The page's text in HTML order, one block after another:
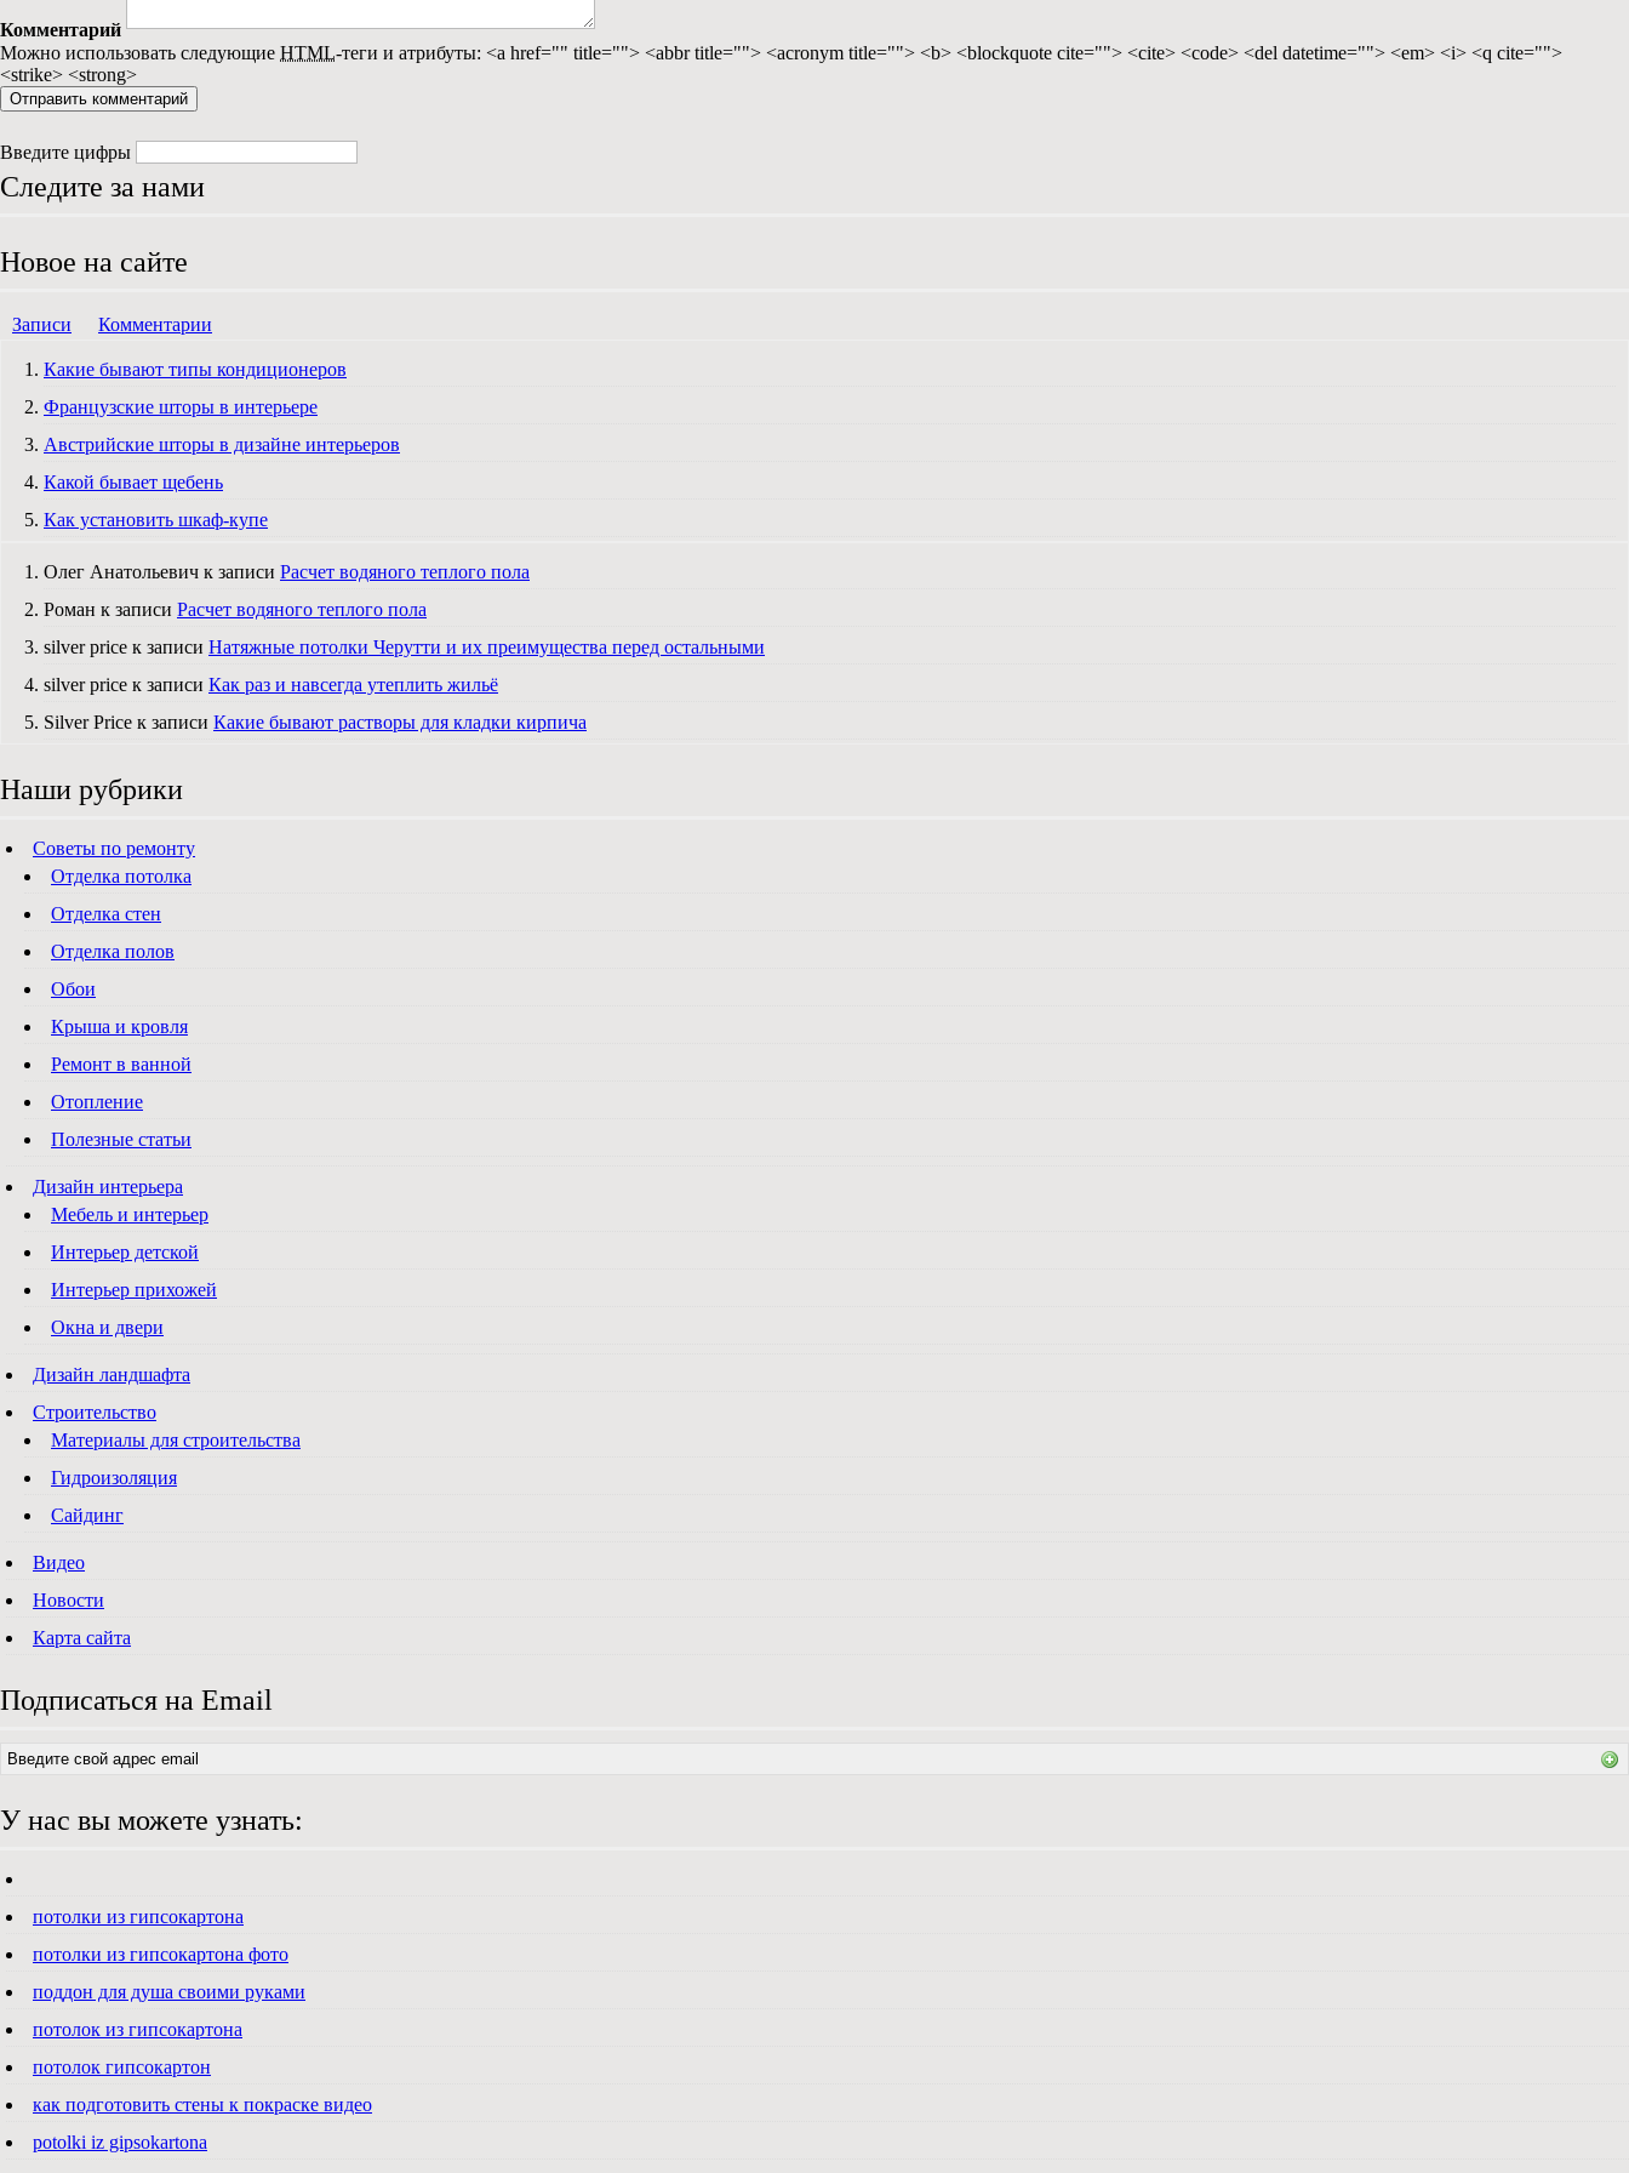
Комментарий
Можно использовать следующие HTML-теги и атрибуты: <a href="" title=""> <abbr title=""> <acronym title=""> <b> <blockquote cite=""> <cite> <code> <del datetime=""> <em> <i> <q cite="">
<strike> <strong>
Введите цифры
Следите за нами
Новое на сайте
Записи Комментарии
Какие бывают типы кондиционеров
Французские шторы в интерьере
Австрийские шторы в дизайне интерьеров
Какой бывает щебень
Как установить шкаф-купе
Олег Анатольевич к записи Расчет водяного теплого пола
Роман к записи Расчет водяного теплого пола
silver price к записи Натяжные потолки Черутти и их преимущества перед остальными
silver price к записи Как раз и навсегда утеплить жильё
Silver Price к записи Какие бывают растворы для кладки кирпича
Наши рубрики
Советы по ремонту
Отделка потолка
Отделка стен
Отделка полов
Обои
Крыша и кровля
Ремонт в ванной
Отопление
Полезные статьи
Дизайн интерьера
Мебель и интерьер
Интерьер детской
Интерьер прихожей
Окна и двери
Дизайн ландшафта
Строительство
Материалы для строительства
Гидроизоляция
Сайдинг
Видео
Новости
Карта сайта
Подписаться на Email
У нас вы можете узнать:
потолки из гипсокартона
потолки из гипсокартона фото
поддон для душа своими руками
потолок из гипсокартона
потолок гипсокартон
как подготовить стены к покраске видео
potolki iz gipsokartona